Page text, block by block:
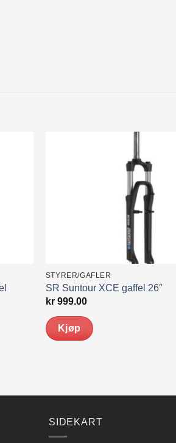
STYRER/GAFLER
SR Suntour XCE gaffel 26″
kr999.00
Kjøp
SIDEKART